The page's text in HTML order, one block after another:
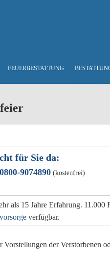
FEUERBESTATTUNG
für Sie da:
0800-9074890 (kostenfrei)
als 15 Jahre Erfahrung. 11.000
verfügbar.
der Verstorbenen